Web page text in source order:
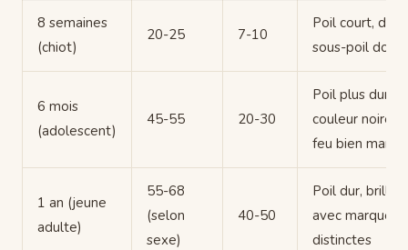
8 semaines
(chiot)
20-25 7-10
Poil court,
sous-poil doux
6 mois
(adolescent)
45-55 20-30
Poil plus dur,
couleur noire
feu bien
1 an (jeune
adulte)
55-68
(selon
sexe)
40-50
Poil dur,
avec marques
distinctes